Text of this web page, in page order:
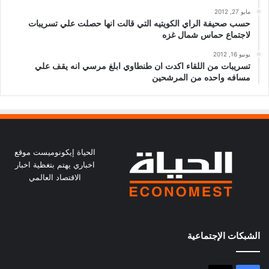
مايو 27, 2012
حسب صحيفة الراي الكويتيه التي قالت انها حصلت علي تسريبات
لاجتماع حماس شمال غزه
يونيو 16, 2012
تسريبات من اللقاء اكدت ان طنطاوي ابلغ مرسي انه يقف علي
مسافه واحده من المرشحين
الحياة إيكونوميست موقع
اخباري يهتم بتغظية اخبار
الاقتصاد العالمي
الشبكات الإجتماعية